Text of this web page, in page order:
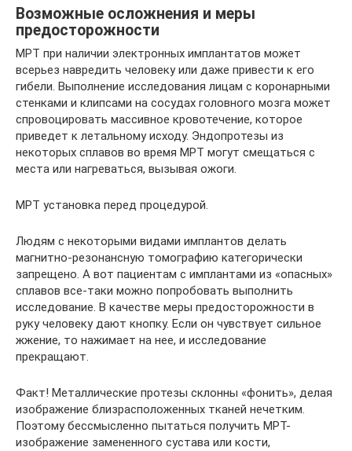
Возможные осложнения и меры
предосторожности
МРТ при наличии электронных имплантатов может
всерьез навредить человеку или даже привести к его
гибели. Выполнение исследования лицам с коронарными
стенками и клипсами на сосудах головного мозга может
спровоцировать массивное кровотечение, которое
приведет к летальному исходу. Эндопротезы из
некоторых сплавов во время МРТ могут смещаться с
места или нагреваться, вызывая ожоги.
МРТ установка перед процедурой.
Людям с некоторыми видами имплантов делать
магнитно-резонансную томографию категорически
запрещено. А вот пациентам с имплантами из «опасных»
сплавов все-таки можно попробовать выполнить
исследование. В качестве меры предосторожности в
руку человеку дают кнопку. Если он чувствует сильное
жжение, то нажимает на нее, и исследование
прекращают.
Факт! Металлические протезы склонны «фонить», делая
изображение близрасположенных тканей нечетким.
Поэтому бессмысленно пытаться получить МРТ-
изображение замененного сустава или кости,